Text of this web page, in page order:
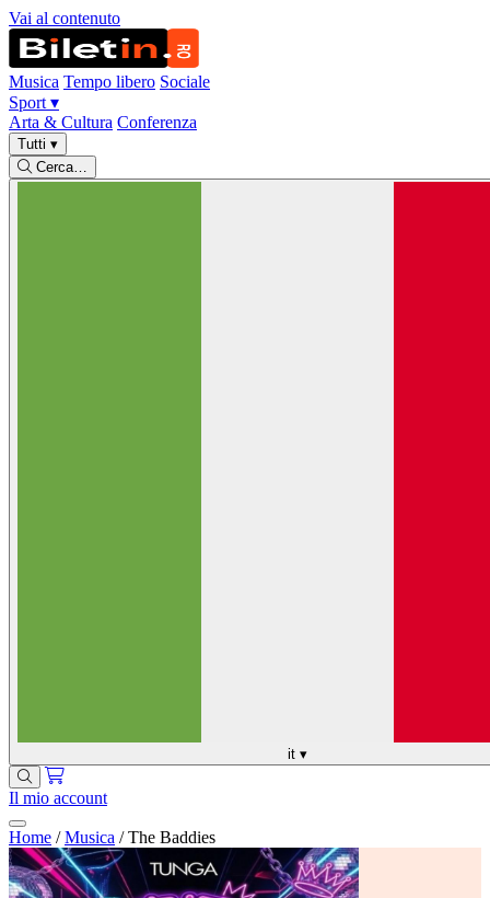
Vai al contenuto
Musica Tempo libero Sociale
Sport ▾
Arta & Cultura Conferenza
Tutti ▾
Cerca…
it ▾
Il mio account
Home / Musica / The Baddies